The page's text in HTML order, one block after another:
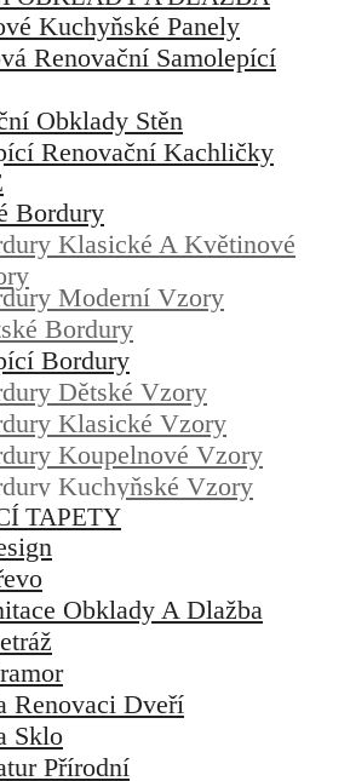
Kuchyňské Panely
Renovační Samolepící
Obklady Stěn
Renovační Kachličky
Bordury
Klasické A Květinové
Moderní Vzory
Bordury
Bordury
Dětské Vzory
Klasické Vzory
Koupelnové Vzory
Kuchyňské Vzory
TAPETY
Obklady A Dlažba
Renovaci Dveří
Sklo
Přírodní